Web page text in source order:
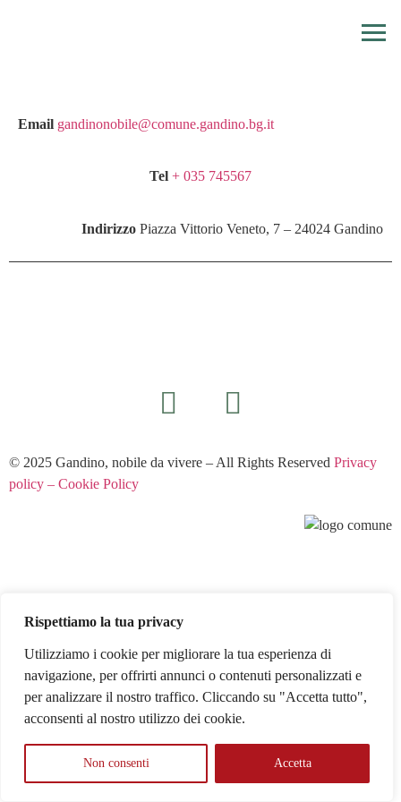
Rispettiamo la tua privacy
Utilizziamo i cookie per migliorare la tua esperienza di
navigazione, per offrirti annunci o contenuti personalizzati e
per analizzare il nostro traffico. Cliccando su "Accetta tutto",
acconsenti al nostro utilizzo dei cookie.
Non consenti Accetta
Email gandinonobile@comune.gandino.bg.it
Tel + 035 745567
Indirizzo Piazza Vittorio Veneto, 7 – 24024 Gandino
© 2025 Gandino, nobile da vivere – All Rights Reserved Privacy
policy – Cookie Policy